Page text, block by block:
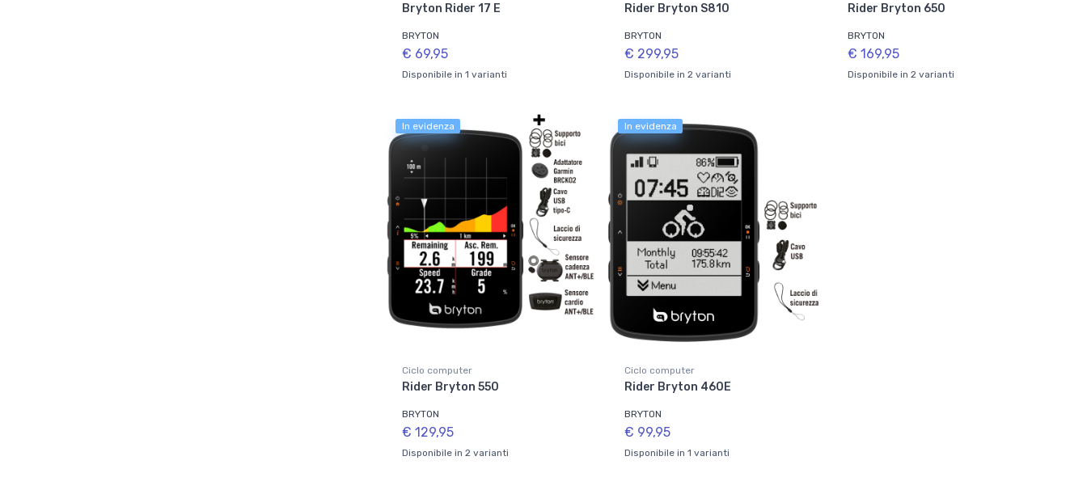
Bryton Rider 17 E
BRYTON
€ 69,95
Disponibile in 1 varianti
Rider Bryton S810
BRYTON
€ 299,95
Disponibile in 2 varianti
Rider Bryton 650
BRYTON
€ 169,95
Disponibile in 2 varianti
In evidenza
Ciclo computer
Rider Bryton 550
BRYTON
€ 129,95
Disponibile in 2 varianti
In evidenza
Ciclo computer
Rider Bryton 460E
BRYTON
€ 99,95
Disponibile in 1 varianti